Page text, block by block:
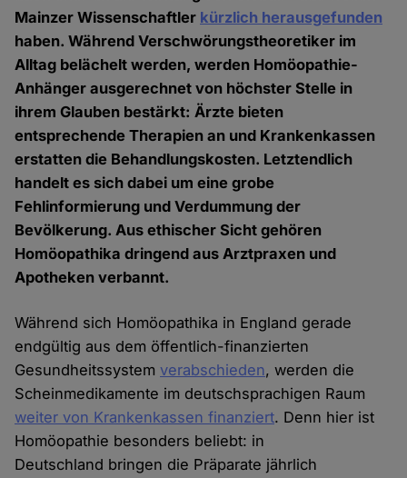
Mainzer Wissenschaftler kürzlich herausgefunden
haben. Während Verschwörungstheoretiker im
Alltag belächelt werden, werden Homöopathie-
Anhänger ausgerechnet von höchster Stelle in
ihrem Glauben bestärkt: Ärzte bieten
entsprechende Therapien an und Krankenkassen
erstatten die Behandlungskosten. Letztendlich
handelt es sich dabei um eine grobe
Fehlinformierung und Verdummung der
Bevölkerung. Aus ethischer Sicht gehören
Homöopathika dringend aus Arztpraxen und
Apotheken verbannt.
Während sich Homöopathika in England gerade
endgültig aus dem öffentlich-finanzierten
Gesundheitssystemverabschieden, werden die
Scheinmedikamente im deutschsprachigen Raum
weiter von Krankenkassen finanziert. Denn hier ist
Homöopathie besonders beliebt: in
Deutschland bringen die Präparate jährlich